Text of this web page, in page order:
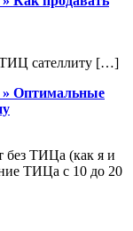
сателлиту […]
» Оптимальные
без ТИЦа (как я и
ТИЦа с 10 до 20